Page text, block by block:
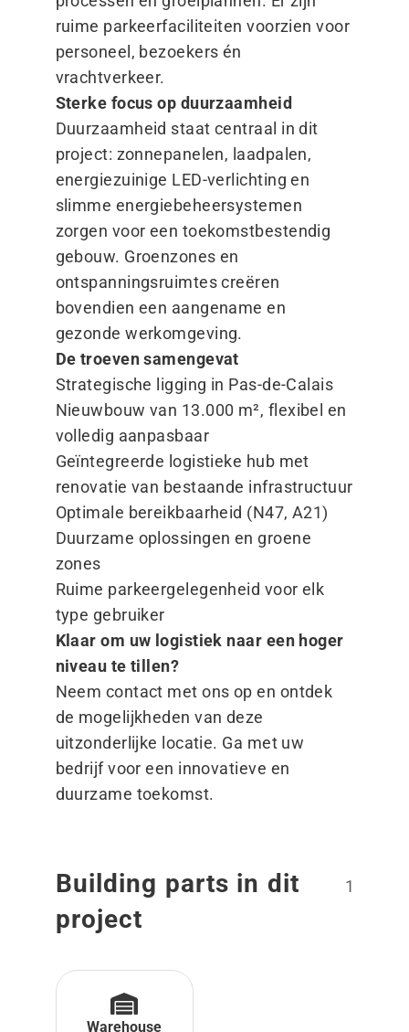
ruime parkeerfaciliteiten voorzien voor
personeel, bezoekers én
vrachtverkeer.
Sterke focus op duurzaamheid
Duurzaamheid staat centraal in dit
project: zonnepanelen, laadpalen,
energiezuinige LED-verlichting en
slimme energiebeheersystemen
zorgen voor een toekomstbestendig
gebouw. Groenzones en
ontspanningsruimtes creëren
bovendien een aangename en
gezonde werkomgeving.
De troeven samengevat
Strategische ligging in Pas-de-Calais
Nieuwbouw van 13.000 m², flexibel en
volledig aanpasbaar
Geïntegreerde logistieke hub met
renovatie van bestaande infrastructuur
Optimale bereikbaarheid (N47, A21)
Duurzame oplossingen en groene
zones
Ruime parkeergelegenheid voor elk
type gebruiker
Klaar om uw logistiek naar een hoger
niveau te tillen?
Neem contact metons op en ontdek
de mogelijkheden van deze
uitzonderlijke locatie. Ga met uw
bedrijf voor een innovatieve en
duurzame toekomst.
Building parts in dit
project
1
Warehouse